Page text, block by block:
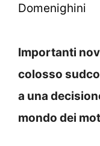
Domenighini
Importanti
colosso
a una
mondo dei